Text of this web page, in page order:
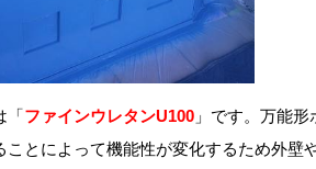
「ファインウレタンU100」です。万能形
ことによって機能性が変化するため外壁